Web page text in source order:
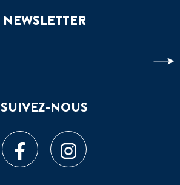
NEWSLETTER
SUIVEZ-NOUS